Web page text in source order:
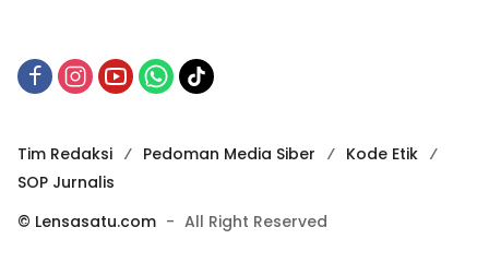
Tim Redaksi Pedoman Media Siber
Kode Etik
SOP Jurnalis
© Lensasatu.com - All Right Reserved